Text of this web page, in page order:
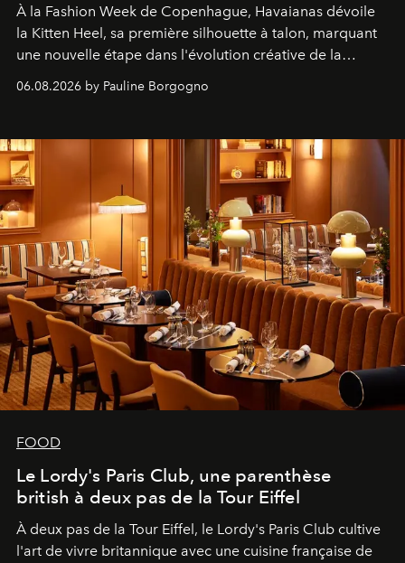
À la Fashion Week de Copenhague, Havaianas dévoile
la Kitten Heel, sa première silhouette à talon, marquant
une nouvelle étape dans l'évolution créative de la
06.08.2026 by Pauline Borgogno
FOOD
Le Lordy's Paris Club, une parenthèse
british à deux pas de la Tour Eiffel
À deux pas de la Tour Eiffel, le Lordy's Paris Club cultive
l'art de vivre britannique avec une cuisine française de